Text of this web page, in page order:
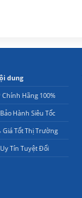
dung
Chính Hãng 100%
Bảo Hành Siêu Tốc
Tốt Thị Trường
Uy Tín Tuyệt Đối